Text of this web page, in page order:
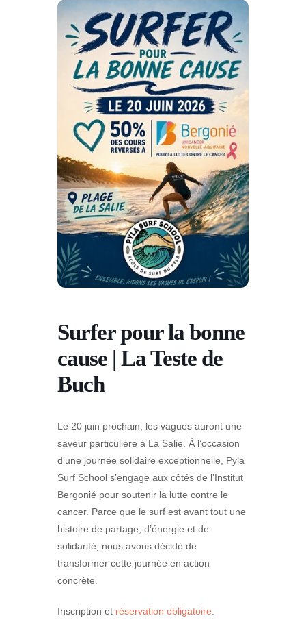
Surfer pour la bonne
cause | La Teste de
Buch
Le 20 juin prochain, les vagues auront une
saveur particulière à La Salie. À l’occasion
d’une journée solidaire exceptionnelle, Pyla
Surf School s’engage aux côtés de l’Institut
Bergonié pour soutenir la lutte contre le
cancer. Parce que le surf est avant tout une
histoire de partage, d’énergie et de
solidarité, nous avons décidé de
transformer cette journée en action
concrète.
Inscription et réservation obligatoire